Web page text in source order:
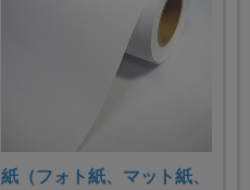
紙（フォト紙、マット紙、